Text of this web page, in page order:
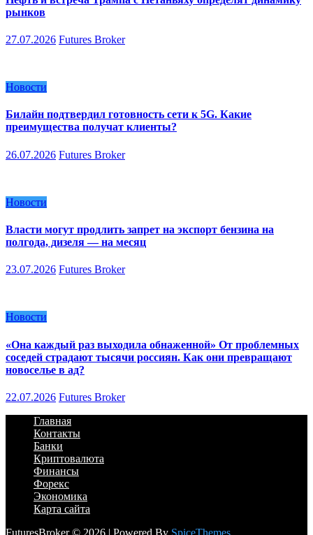
рынков
27.07.2026 Futures Broker
Новости
Билайн подтвердил готовность сети к 5G. Какие
преимущества получат клиенты?
26.07.2026 Futures Broker
Новости
Власти могут продлить запрет на экспорт бензина на
полгода, дизеля — на месяц
23.07.2026 Futures Broker
Новости
«Она каждый раз выходила обнаженной» От проблемных
соседей страдают тысячи россиян. Как они превращают
новоселье в ад?
22.07.2026 Futures Broker
Главная
Контакты
Банки
Криптовалюта
Финансы
Форекс
Экономика
Карта сайта
FuturesBroker © 2026 | Powered By SpiceThemes